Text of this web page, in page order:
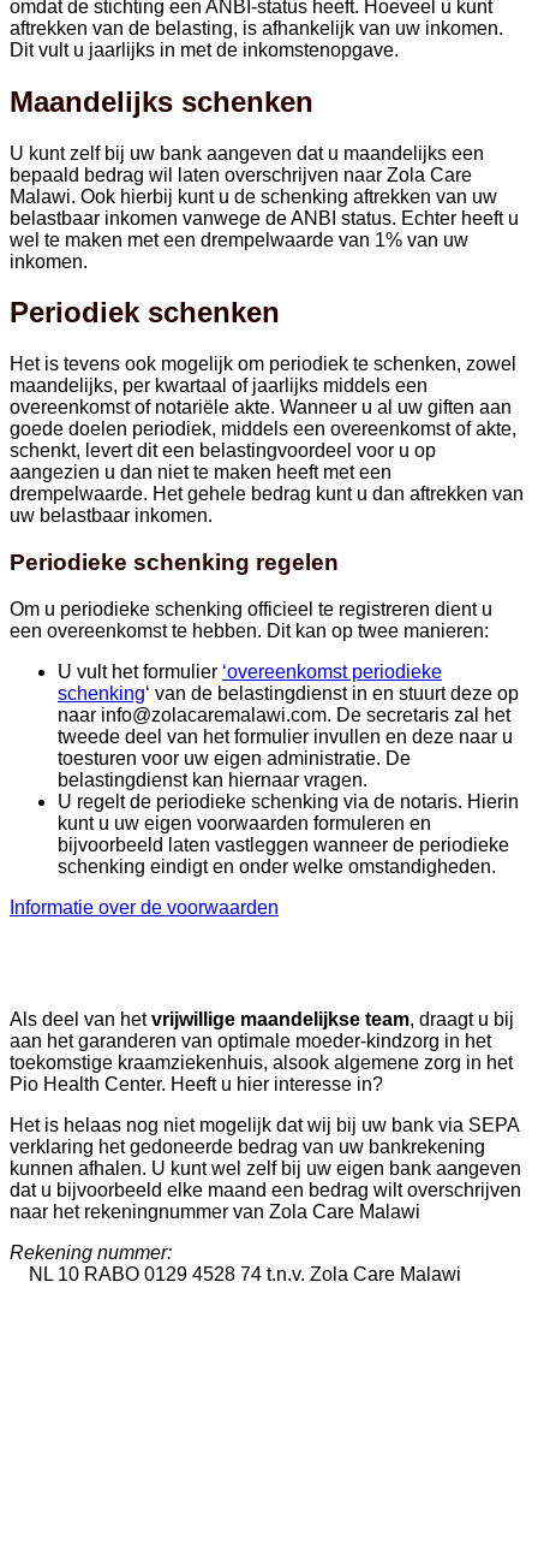
omdat de stichting een ANBI-status heeft. Hoeveel u kunt
aftrekken van de belasting, is afhankelijk van uw inkomen.
Dit vult u jaarlijks in met de inkomstenopgave.
Maandelijks schenken
U kunt zelf bij uw bank aangeven dat u maandelijks een
bepaald bedrag wil laten overschrijven naar Zola Care
Malawi. Ook hierbij kunt u de schenking aftrekken van uw
belastbaar inkomen vanwege de ANBI status. Echter heeft u
wel te maken met een drempelwaarde van 1% van uw
inkomen.
Periodiek schenken
Het is tevens ook mogelijk om periodiek te schenken, zowel
maandelijks, per kwartaal of jaarlijks middels een
overeenkomst of notariële akte. Wanneer u al uw giften aan
goede doelen periodiek, middels een overeenkomst of akte,
schenkt, levert dit een belastingvoordeel voor u op
aangezien u dan niet te maken heeft met een
drempelwaarde. Het gehele bedrag kunt u dan aftrekken van
uw belastbaar inkomen.
Periodieke schenking regelen
Om u periodieke schenking officieel te registreren dient u
een overeenkomst te hebben. Dit kan op twee manieren:
U vult het formulier ‘overeenkomst periodieke
schenking‘ van de belastingdienst in en stuurt deze op
naar info@zolacaremalawi.com. De secretaris zal het
tweede deel van het formulier invullen en deze naar u
toesturen voor uw eigen administratie. De
belastingdienst kan hiernaar vragen.
U regelt de periodieke schenking via de notaris. Hierin
kunt u uw eigen voorwaarden formuleren en
bijvoorbeeld laten vastleggen wanneer de periodieke
schenking eindigt en onder welke omstandigheden.
Informatie over de voorwaarden
Als deel van hetvrijwillige maandelijkse team, draagt u bij
aan het garanderen van optimale moeder-kindzorg in het
toekomstige kraamziekenhuis, alsook algemene zorg in het
Pio Health Center. Heeft u hier interesse in?
Het is helaas nog niet mogelijk dat wij bij uw bank via SEPA
verklaring het gedoneerde bedrag van uw bankrekening
kunnen afhalen. U kunt wel zelf bij uw eigen bank aangeven
dat u bijvoorbeeld elke maand een bedrag wilt overschrijven
naar het rekeningnummer van Zola Care Malawi
Rekening nummer:
NL 10 RABO 0129 4528 74 t.n.v. Zola Care Malawi